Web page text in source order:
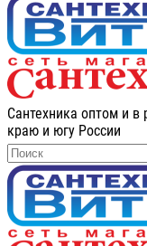
Сантехника оптом и в
краю и югу России